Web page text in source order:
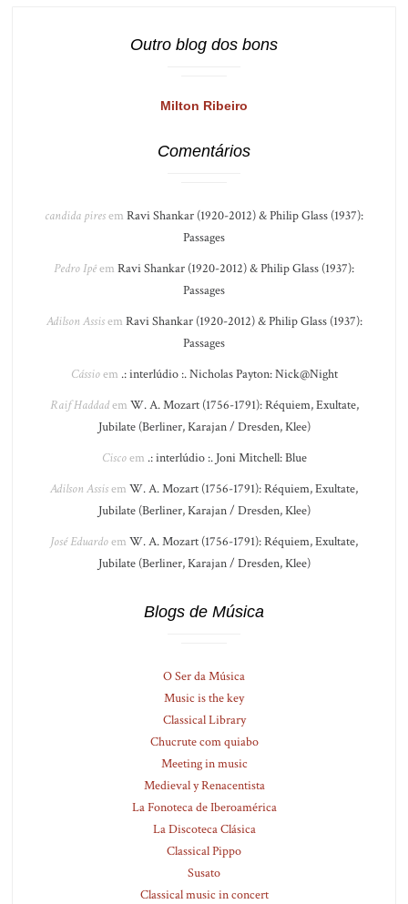
Outro blog dos bons
Milton Ribeiro
Comentários
candida piresem Ravi Shankar (1920-2012) & Philip Glass (1937):
Passages
Pedro Ipêem Ravi Shankar (1920-2012) & Philip Glass (1937):
Passages
Adilson Assisem Ravi Shankar (1920-2012) & Philip Glass (1937):
Passages
Cássioem .: interlúdio :. Nicholas Payton: Nick@Night
Raif Haddadem W. A. Mozart (1756-1791): Réquiem, Exultate,
Jubilate (Berliner, Karajan / Dresden, Klee)
Ciscoem .: interlúdio :. Joni Mitchell: Blue
Adilson Assisem W. A. Mozart (1756-1791): Réquiem, Exultate,
Jubilate (Berliner, Karajan / Dresden, Klee)
José Eduardoem W. A. Mozart (1756-1791): Réquiem, Exultate,
Jubilate (Berliner, Karajan / Dresden, Klee)
Blogs de Música
O Ser da Música
Music is the key
Classical Library
Chucrute com quiabo
Meeting in music
Medieval y Renacentista
La Fonoteca de Iberoamérica
La Discoteca Clásica
Classical Pippo
Susato
Classical music in concert